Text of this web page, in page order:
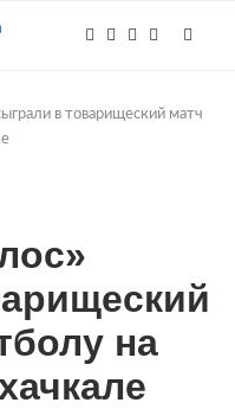
в товарищеский матч
на